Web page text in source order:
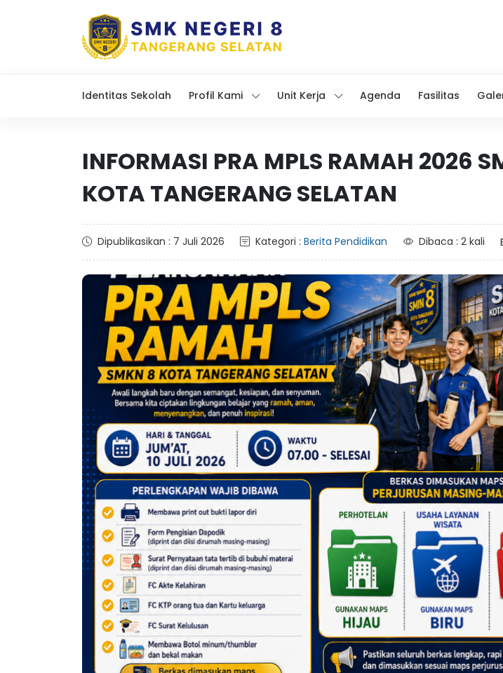
Identitas Sekolah Profil Kami Unit Kerja Agenda Fasilitas
INFORMASI PRA MPLS RAMAH 2026
KOTA TANGERANG SELATAN
Dipublikasikan : 7 Juli 2026 Kategori :Berita Pendidikan Dibaca : 2 kali